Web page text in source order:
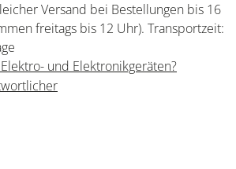
Versand bei Bestellungen bis 16
freitags bis 12 Uhr). Transportzeit:
und Elektronikgeräten?